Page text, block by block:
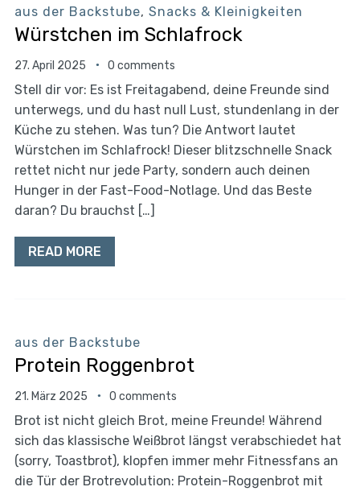
aus der Backstube, Snacks & Kleinigkeiten
Würstchen im Schlafrock
27. April 2025 0 comments
Stell dir vor: Es ist Freitagabend, deine Freunde sind
unterwegs, und du hast null Lust, stundenlang in der
Küche zu stehen. Was tun? Die Antwort lautet
Würstchen im Schlafrock! Dieser blitzschnelle Snack
rettet nicht nur jede Party, sondern auch deinen
Hunger in der Fast-Food-Notlage. Und das Beste
daran? Du brauchst […]
READ MORE
aus der Backstube
Protein Roggenbrot
21. März 2025 0 comments
Brot ist nicht gleich Brot, meine Freunde! Während
sich das klassische Weißbrot längst verabschiedet hat
(sorry, Toastbrot), klopfen immer mehr Fitnessfans an
die Tür der Brotrevolution: Protein-Roggenbrot mit